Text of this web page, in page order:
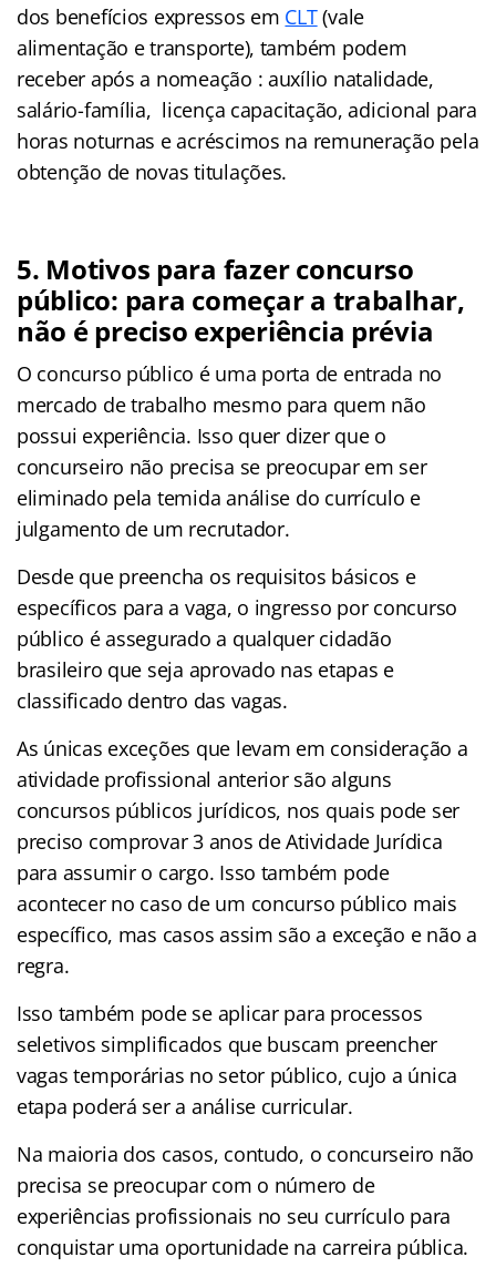
dos benefícios expressos em CLT(vale
alimentação e transporte), também podem
receber após a nomeação : auxílio natalidade,
salário-família, licença capacitação, adicional para
horas noturnas e acréscimos na remuneração pela
obtenção de novas titulações.
5. Motivos para fazer concurso
público: para começar a trabalhar,
não é preciso experiência prévia
O concurso público é uma porta de entrada no
mercado de trabalho mesmo para quem não
possui experiência. Isso quer dizer que o
concurseiro não precisa se preocupar em ser
eliminado pela temida análise do currículo e
julgamento de um recrutador.
Desde que preencha os requisitos básicos e
específicos para a vaga, o ingresso por concurso
público é assegurado a qualquer cidadão
brasileiro que seja aprovado nas etapas e
classificado dentro das vagas.
As únicas exceções que levam em consideração a
atividade profissional anterior são alguns
concursos públicos jurídicos, nos quais pode ser
preciso comprovar 3 anos de Atividade Jurídica
para assumir o cargo. Isso também pode
acontecer no caso de um concurso público mais
específico, mas casos assim são a exceção e não a
regra.
Isso também pode se aplicar para processos
seletivos simplificados que buscam preencher
vagas temporárias no setor público, cujo a única
etapa poderá ser a análise curricular.
Na maioria dos casos, contudo, o concurseiro não
precisa se preocupar com o número de
experiências profissionais no seu currículo para
conquistar uma oportunidade na carreira pública.